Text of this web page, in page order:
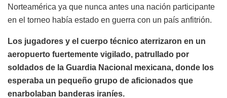
Norteamérica ya que nunca antes una nación participante
en el torneo había estado en guerra con un país anfitrión.
Los jugadores y el cuerpo técnico aterrizaron en un
aeropuerto fuertemente vigilado, patrullado por
soldados de la Guardia Nacional mexicana, donde los
esperaba un pequeño grupo de aficionados que
enarbolaban banderas iraníes.